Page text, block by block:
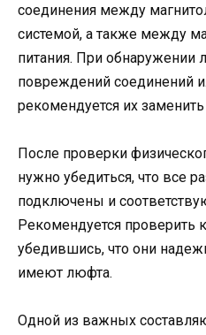
соединения между
системой, а также между
питания. При обнаружении
повреждений соединений
рекомендуется их
После проверки
нужно убедиться, что все
подключены и
Рекомендуется проверить
убедившись, что они
имеют люфта.
Одной из важных